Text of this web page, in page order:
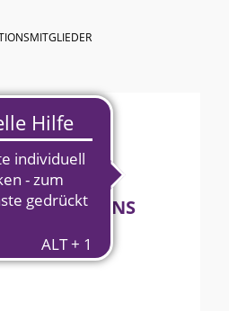
ÜBER UNS